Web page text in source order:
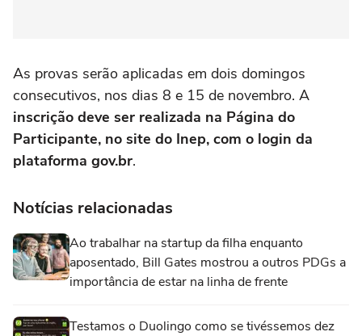
As provas serão aplicadas em dois domingos
consecutivos, nos dias 8 e 15 de novembro. A
inscrição deve ser realizada na Página do
Participante, no site do Inep, com o login da
plataforma gov.br.
Notícias relacionadas
Ao trabalhar na startup da filha enquanto
aposentado, Bill Gates mostrou a outros PDGs a
importância de estar na linha de frente
Testamos o Duolingo como se tivéssemos dez